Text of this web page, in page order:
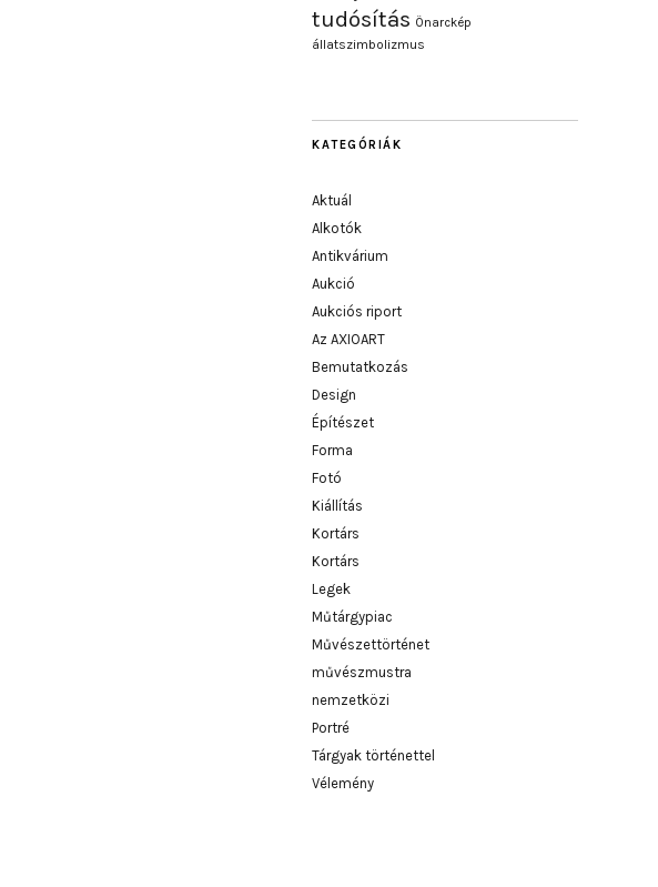
tudósítás Önarckép
állatszimbolizmus
KATEGÓRIÁK
Aktuál
Alkotók
Antikvárium
Aukció
Aukciós riport
Az AXIOART
Bemutatkozás
Design
Építészet
Forma
Fotó
Kiállítás
Kortárs
Kortárs
Legek
Műtárgypiac
Művészettörténet
művészmustra
nemzetközi
Portré
Tárgyak történettel
Vélemény